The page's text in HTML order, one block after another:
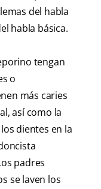
del habla
habla básica.
tengan
o
más caries
así como la
dientes en la
padres
se laven los